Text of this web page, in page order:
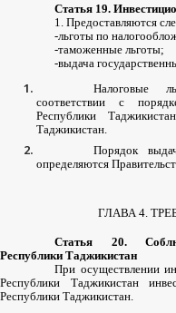
Статья 19.
1. Предоставляются
-льготы по
-таможенные льготы;
-выдача
Налоговые
соответствии
с
Республики
Таджикистан
Таджикистан
Порядок
определяются
ГЛАВА 4.
Статья 20.
Республики Таджикистан
При осуществлении
Республики
Таджикистан
Республики Таджикистан